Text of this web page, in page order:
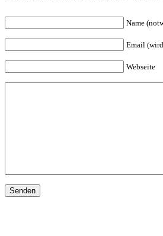
Name
Email
Webseite